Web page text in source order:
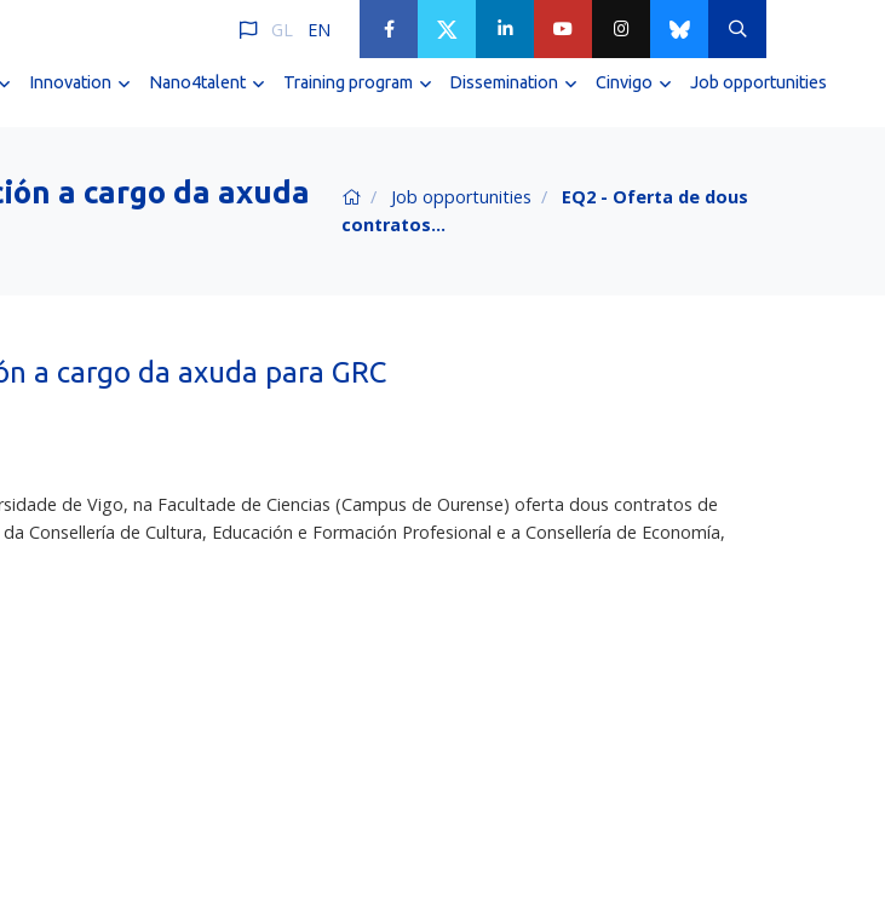
GL EN
Innovation Nano4talent Training program Dissemination Cinvigo Job opportunities
a cargo da axuda
Job opportunities
EQ2 - Oferta de dous
contratos…
a cargo da axuda para GRC
de Vigo, na Facultade de Ciencias (Campus de Ourense) oferta dous contratos de
Consellería de Cultura, Educación e Formación Profesional e a Consellería de Economía,